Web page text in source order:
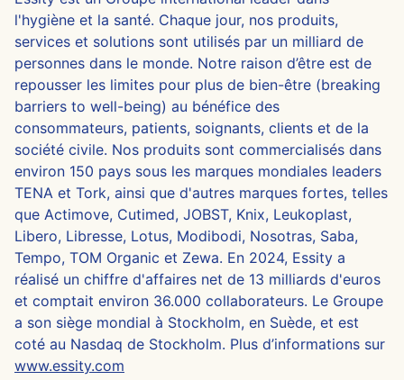
l'hygiène et la santé. Chaque jour, nos produits,
services et solutions sont utilisés par un milliard de
personnes dans le monde. Notre raison d’être est de
repousser les limites pour plus de bien-être (breaking
barriers to well-being) au bénéfice des
consommateurs, patients, soignants, clients et de la
société civile. Nos produits sont commercialisés dans
environ 150 pays sous les marques mondiales leaders
TENA et Tork, ainsi que d'autres marques fortes, telles
que Actimove, Cutimed, JOBST, Knix, Leukoplast,
Libero, Libresse, Lotus, Modibodi, Nosotras, Saba,
Tempo, TOM Organic et Zewa. En 2024, Essity a
réalisé un chiffre d'affaires net de 13 milliards d'euros
et comptait environ 36.000 collaborateurs. Le Groupe
a son siège mondial à Stockholm, en Suède, et est
coté au Nasdaq de Stockholm. Plus d’informations sur
www.essity.com